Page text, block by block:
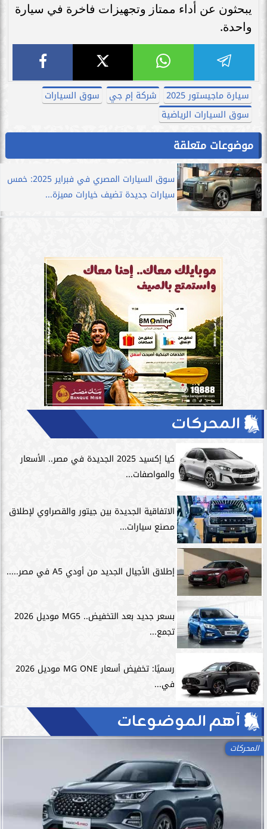
يبحثون عن أداء ممتاز وتجهيزات فاخرة في سيارة
واحدة.
سيارة ماجيستور 2025 شركة إم جي
سوق السيارات
سوق السيارات الرياضية
موضوعات متعلقة
سوق السيارات المصري في فبراير 2025: خمس
سيارات جديدة تضيف خيارات مميزة...
المحركات
كيا إكسيد 2025 الجديدة في مصر.. الأسعار
والمواصفات...
الاتفاقية الجديدة بين جيتور والقصراوي لإطلاق
مصنع سيارات...
إطلاق الأجيال الجديد من أودي A5 في مصر.....
بسعر جديد بعد التخفيض.. MG5 موديل 2026
تجمع...
رسميًا: تخفيض أسعار MG ONE موديل 2026
في...
آهم الموضوعات
المحركات